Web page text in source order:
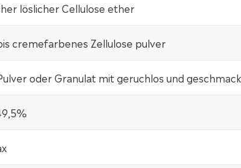
löslicher Cellulose ether
cremefarbenes Zellulose pulver
oder Granulat mit geruchlos und